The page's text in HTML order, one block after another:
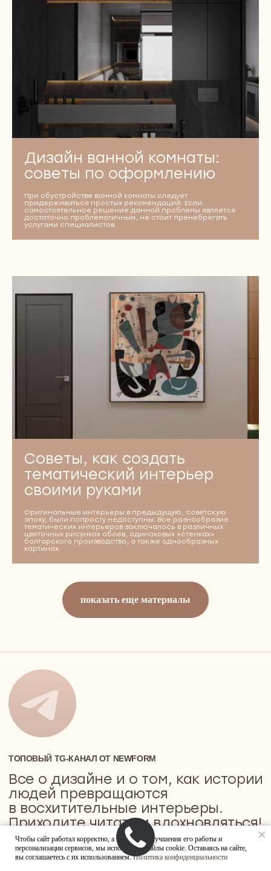
Дизайн ванной комнаты:
советы по оформлению
При обустройстве ванной комнаты следует
придерживаться простых рекомендаций. Если
самостоятельное решение данной проблемы является
достаточно проблематичным, не стоит пренебрегать
услугами специалистов.
Советы, как создать
тематический интерьер
своими руками
Оригинальные интерьеры в предыдущую, советскую
эпоху, были попросту недоступны. Все разнообразие
тематических интерьеров заключалось в различных
цветочных рисунках обоев, одинаковых «стенках»
болгарского производства, а также однообразных
картинах
показать еще материалы
Чтобы сайт работал корректно, а также для улучшения его работы и
персонализации сервисов, мы используем файлы cookie. Оставаясь на сайте,
вы соглашаетесь с их использованием.Политика конфиденциальности